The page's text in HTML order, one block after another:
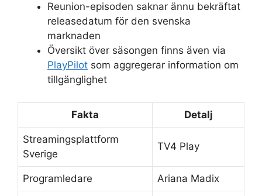
Reunion-episoden saknar ännu bekräftat
releasedatum för den svenska
marknaden
Översikt över säsongen finns även via
PlayPilot som aggregerar information om
tillgänglighet
Fakta Detalj
Streamingsplattform
Sverige
TV4 Play
Programledare Ariana Madix